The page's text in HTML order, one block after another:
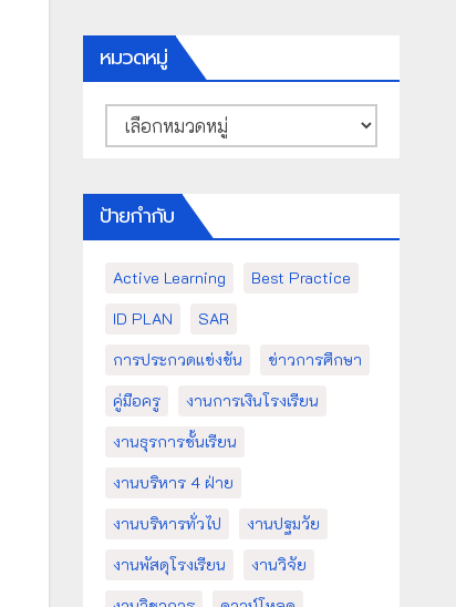
หมวดหมู่
หมวด
หมู่
ป้ายกำกับ
Active Learning
Best Practice
ID PLAN
SAR
การประกวดแข่งขัน
ข่าวการศึกษา
คู่มือครู
งานการเงินโรงเรียน
งานธุรการชั้นเรียน
งานบริหาร 4 ฝ่าย
งานบริหารทั่วไป
งานปฐมวัย
งานพัสดุโรงเรียน
งานวิจัย